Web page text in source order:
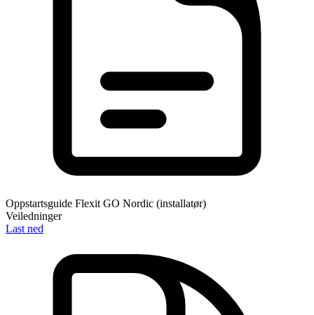
Oppstartsguide Flexit GO Nordic (installatør)
Veiledninger
Last ned